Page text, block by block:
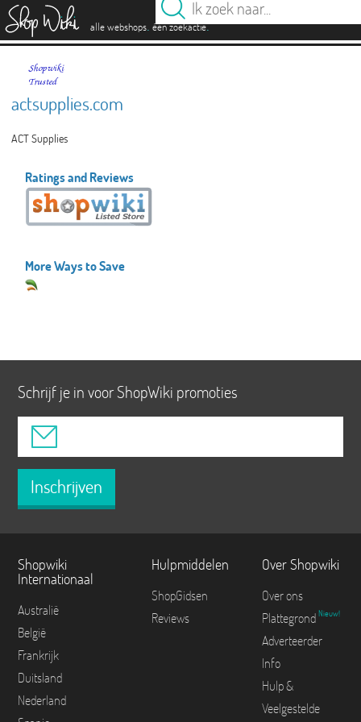
alle webshops. één zoekactie.
actsupplies.com
ACT Supplies
Ratings and Reviews
More Ways to Save
Schrijf je in voor ShopWiki promoties
Inschrijven
Shopwiki
Internationaal
Australië
België
Frankrijk
Duitsland
Nederland
Hulpmiddelen
ShopGidsen
Reviews
Over Shopwiki
Over ons
Plattegrond Nieuw!
Adverteerder
Info
Hulp &
Veelgestelde